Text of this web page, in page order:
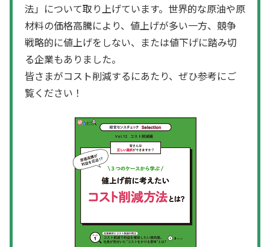
法」について取り上げています。世界的な原油や原
材料の価格高騰により、値上げが多い一方、競争
戦略的に値上げをしない、または値下げに踏み切
る企業もありました。
皆さまがコスト削減するにあたり、ぜひ参考にご
覧ください！